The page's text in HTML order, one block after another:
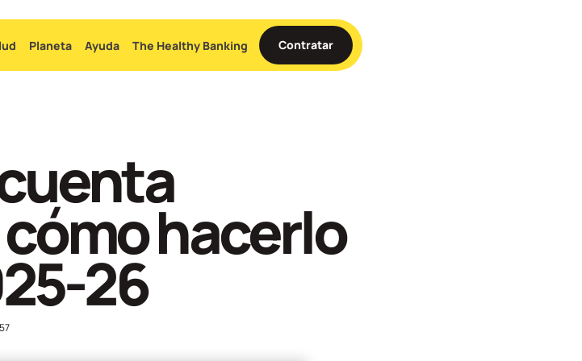
Ir
al
contenido
Planeta Ayuda The Healthy Banking Contratar
hacerlo
26